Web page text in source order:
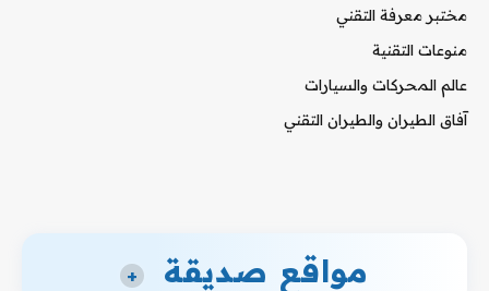
مختبر معرفة التقني
منوعات التقنية
عالم المحركات والسيارات
آفاق الطيران والطيران التقني
مواقع صديقة +